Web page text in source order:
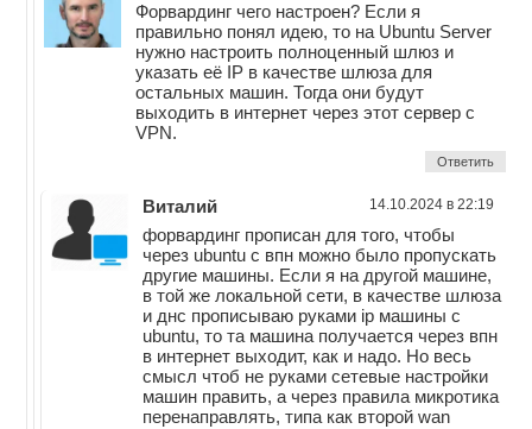
Форвардинг чего настроен? Если я
правильно понял идею, то на Ubuntu Server
нужно настроить полноценный шлюз и
указать её IP в качестве шлюза для
остальных машин. Тогда они будут
выходить в интернет через этот сервер с
VPN.
Ответить
Виталий 14.10.2024 в 22:19
форвардинг прописан для того, чтобы
через ubuntu с впн можно было пропускать
другие машины. Если я на другой машине,
в той же локальной сети, в качестве шлюза
и днс прописываю руками ip машины с
ubuntu, то та машина получается через впн
в интернет выходит, как и надо. Но весь
смысл чтоб не руками сетевые настройки
машин править, а через правила микротика
перенаправлять, типа как второй wan